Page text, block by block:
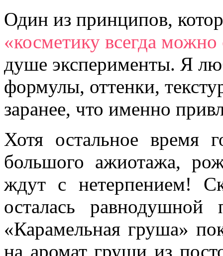
Один из принципов,
«косметику всегда
душе эксперименты. Я
формулы, оттенки,
заранее, что именно
Хотя остальное время
большого ажиотажа,
ждут с нетерпением!
осталась
«Карамельная груша»
на аромат груши из